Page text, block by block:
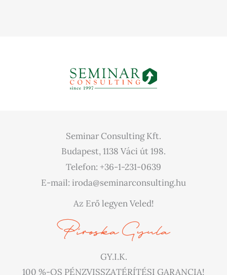
Seminar Consulting Kft.
Budapest, 1138 Váci út 198.
Telefon: +36-1-231-0639
E-mail: iroda@seminarconsulting.hu
Az Erő legyen Veled!
GY.I.K.
100 %-OS PÉNZVISSZATÉRÍTÉSI GARANCIA!